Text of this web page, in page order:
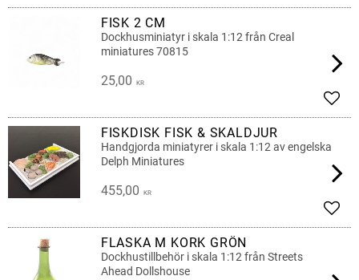
FISK 2 CM
Dockhusminiatyr i skala 1:12 från Creal
miniatures 70815
25,00 KR
FISKDISK FISK & SKALDJUR
Handgjorda miniatyrer i skala 1:12 av engelska
Delph Miniatures
455,00 KR
FLASKA M KORK GRÖN
Dockhustillbehör i skala 1:12 från Streets
Ahead Dollshouse